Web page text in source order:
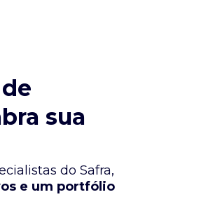
sua
do Safra,
e um portfólio